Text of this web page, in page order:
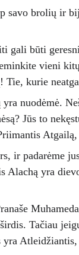
brolių ir
gali būti
vieni
kurie
nuodėmė.
Jūs to
ir padarėme
Alachą yra
Tačiau
yra